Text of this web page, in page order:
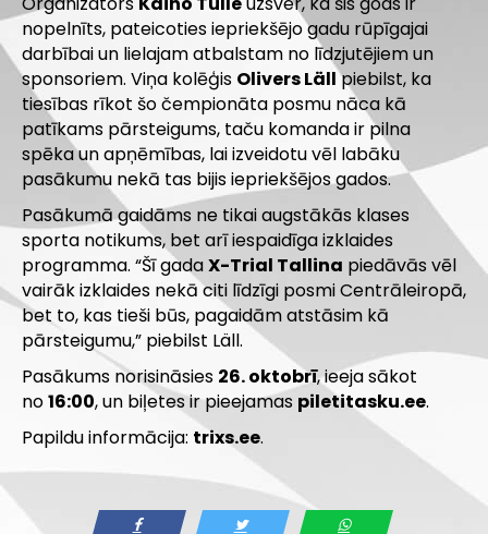
nopelnīts, pateicoties iepriekšējo gadu rūpīgajai
darbībai un lielajam atbalstam no līdzjutējiem un
sponsoriem. Viņa kolēģis Olivers Lällpiebilst, ka
tiesības rīkot šo čempionāta posmu nāca kā
patīkams pārsteigums, taču komanda ir pilna
spēka un apņēmības, lai izveidotu vēl labāku
pasākumu nekā tas bijis iepriekšējos gados.
Pasākumā gaidāms ne tikai augstākās klases
sporta notikums, bet arī iespaidīga izklaides
programma. “Šī gadaX-Trial Tallina piedāvās vēl
vairāk izklaides nekā citi līdzīgi posmi Centrāleiropā,
bet to, kas tieši būs, pagaidām atstāsim kā
pārsteigumu,” piebilst Läll.
Pasākums norisināsies 26. oktobrī, ieeja sākot
no16:00, un biļetes ir pieejamas piletitasku.ee.
Papildu informācija: trixs.ee.